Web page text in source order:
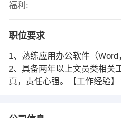
福利:
职位要求
1、熟练应用办公软件（Word
2、具备两年以上文员类相关
真，责任心强。【工作经验